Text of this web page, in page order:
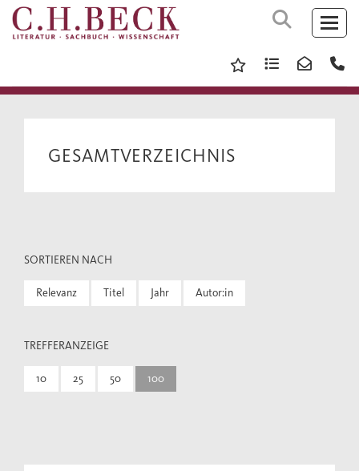
GESAMTVERZEICHNIS
SORTIEREN NACH
Relevanz Titel Jahr Autor:in
TREFFERANZEIGE
10 25 50 100